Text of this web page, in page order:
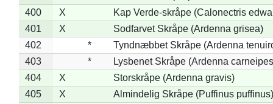
400
X
Kap Verde-skråpe (Calonectris
401
X
Sodfarvet Skråpe (Ardenna grisea)
402
*
Tyndnæbbet Skråpe (Ardenna
403
*
Lysbenet Skråpe (Ardenna
404
X
Storskråpe (Ardenna gravis)
405
X
Almindelig Skråpe (Puffinus puffinus)